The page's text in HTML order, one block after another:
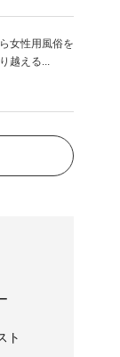
女性用風俗を
越える...
ト